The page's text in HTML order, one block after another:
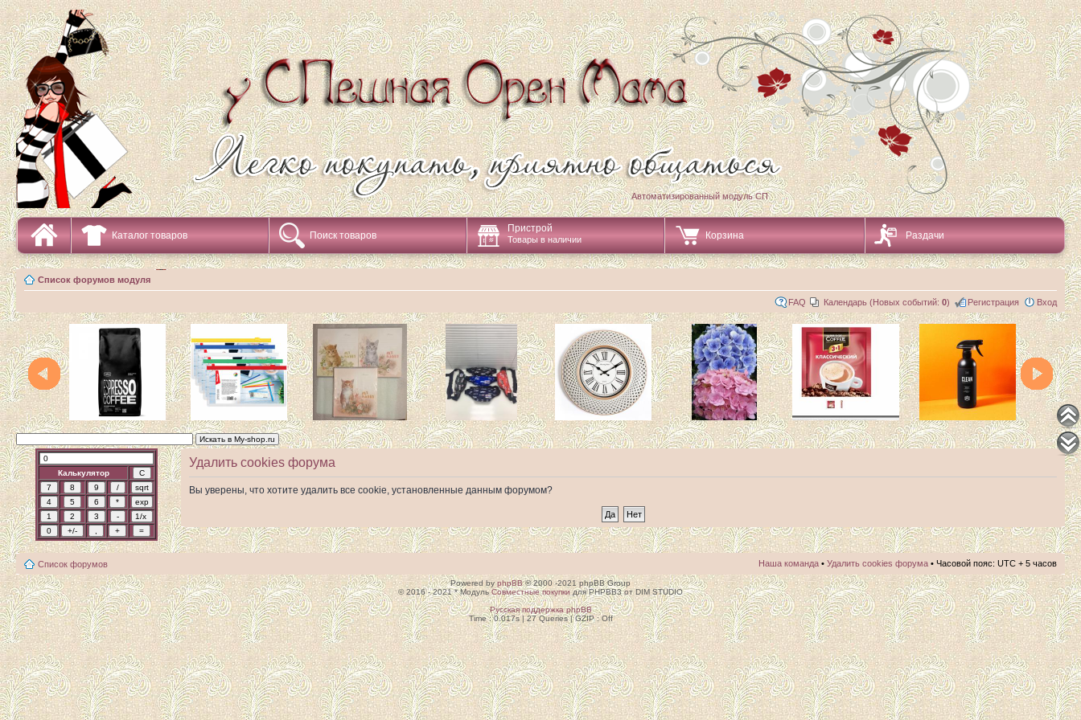
Автоматизированный модуль СП
Каталог товаров Поиск товаров
Пристрой
Товары в наличии Корзина Раздачи
Список форумов модуля
FAQ Календарь (Новых событий: 0) Регистрация Вход
Калькулятор
Удалить cookies форума
Вы уверены, что хотите удалить все cookie, установленные данным форумом?
Список форумов Наша команда • Удалить cookies форума • Часовой пояс: UTC + 5 часов
Powered byphpBB© 2000 -2021 phpBB Group
© 2016 - 2021 * МодульСовместные покупкидля PHPBB3 от DIM STUDIO
Русская поддержка phpBB
Time : 0.017s | 27 Queries | GZIP : Off